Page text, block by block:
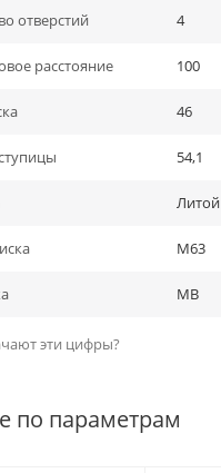
отверстий 4
расстояние 100
46
54,1
Литой
M63
MB
эти цифры?
по параметрам